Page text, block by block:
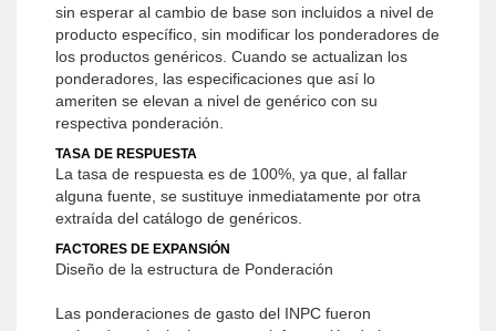
sin esperar al cambio de base son incluidos a nivel de
producto específico, sin modificar los ponderadores de
los productos genéricos. Cuando se actualizan los
ponderadores, las especificaciones que así lo
ameriten se elevan a nivel de genérico con su
respectiva ponderación.
TASA DE RESPUESTA
La tasa de respuesta es de 100%, ya que, al fallar
alguna fuente, se sustituye inmediatamente por otra
extraída del catálogo de genéricos.
FACTORES DE EXPANSIÓN
Diseño de la estructura de Ponderación
Las ponderaciones de gasto del INPC fueron